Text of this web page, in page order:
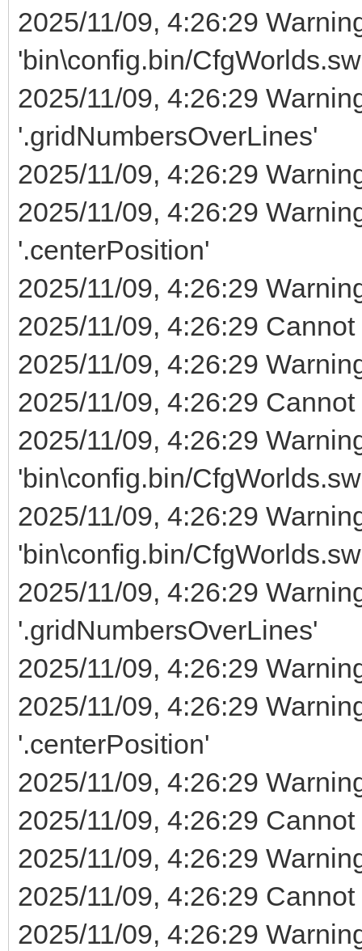
2025/11/09, 4:26:29
'bin\config.bin/
2025/11/09, 4:26:29
'.gridNumbersOverLines'
2025/11/09, 4:26:29
2025/11/09, 4:26:29
'.centerPosition'
2025/11/09, 4:26:29
2025/11/09, 4:26:29
2025/11/09, 4:26:29
2025/11/09, 4:26:29
2025/11/09, 4:26:29
'bin\config.bin/
2025/11/09, 4:26:29
'bin\config.bin/
2025/11/09, 4:26:29
'.gridNumbersOverLines'
2025/11/09, 4:26:29
2025/11/09, 4:26:29
'.centerPosition'
2025/11/09, 4:26:29
2025/11/09, 4:26:29
2025/11/09, 4:26:29
2025/11/09, 4:26:29
2025/11/09, 4:26:29